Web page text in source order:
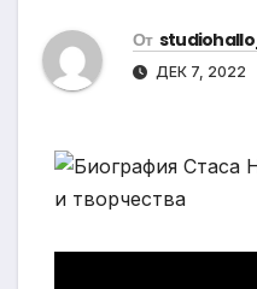
От studiohallo_
ДЕК 7, 2022